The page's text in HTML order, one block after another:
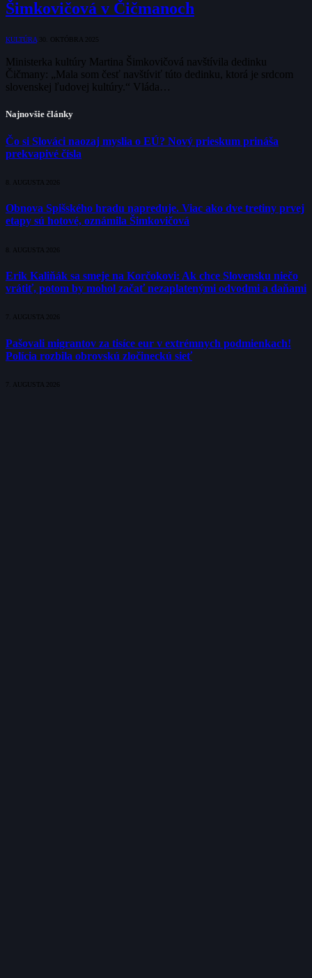
Šimkovičová v Čičmanoch
KULTÚRA 30. OKTÓBRA 2025
Ministerka kultúry Martina Šimkovičová navštívila dedinku
Čičmany: „Mala som česť navštíviť túto dedinku, ktorá je srdcom
slovenskej ľudovej kultúry.“ Vláda…
Najnovšie články
Čo si Slováci naozaj myslia o EÚ? Nový prieskum prináša
prekvapivé čísla
8. AUGUSTA 2026
Obnova Spišského hradu napreduje. Viac ako dve tretiny prvej
etapy sú hotové, oznámila Šimkovičová
8. AUGUSTA 2026
Erik Kaliňák sa smeje na Korčokovi: Ak chce Slovensku niečo
vrátiť, potom by mohol začať nezaplatenými odvodmi a daňami
7. AUGUSTA 2026
Pašovali migrantov za tisíce eur v extrémnych podmienkach!
Polícia rozbila obrovskú zločineckú sieť
7. AUGUSTA 2026